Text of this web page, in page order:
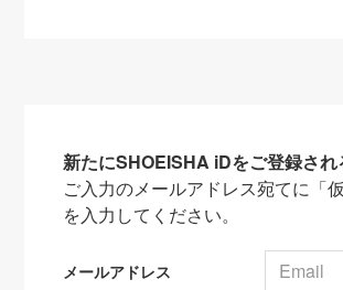
新たにSHOEISHA iDをご登録され
ご入力のメールアドレス宛てに「
を入力してください。
メールアドレス